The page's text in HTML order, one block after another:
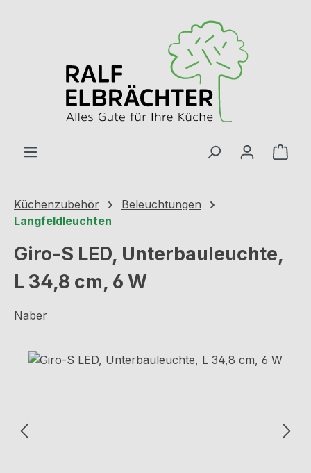
Küchenzubehör
Beleuchtungen
Langfeldleuchten
Giro-S LED, Unterbauleuchte,
L 34,8 cm, 6 W
Naber
Bildergalerie überspringen